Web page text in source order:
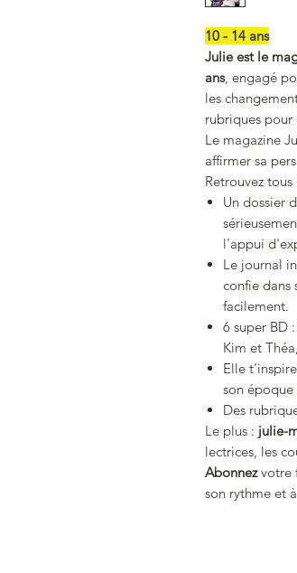
10 - 14 ans
Julie est le
ans, engagé
les
rubriques pour
Le magazine
affirmer sa
Retrouvez tous
Un dossier
l'appui
Le journal
confie dans
facilement.
6 super BD
Kim et
Elle
son époque
Des
Le plus : julie-
lectrices, les
Abonnezvotre
son rythme et